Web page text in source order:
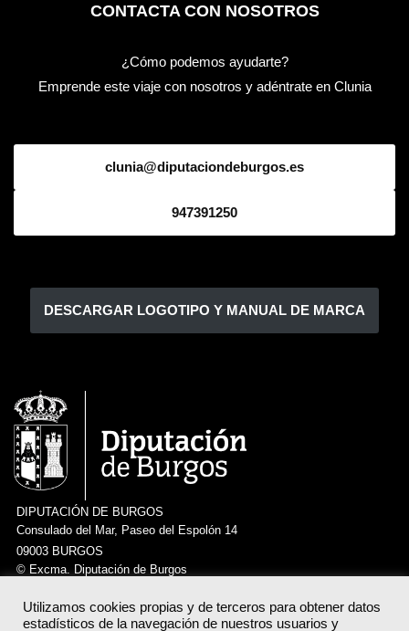
CONTACTA CON NOSOTROS
¿Cómo podemos ayudarte?
Emprende este viaje con nosotros y adéntrate en Clunia
clunia@diputaciondeburgos.es
947391250
DESCARGAR LOGOTIPO Y MANUAL DE MARCA
DIPUTACIÓN DE BURGOS
Consulado del Mar, Paseo del Espolón 14
09003 BURGOS
© Excma. Diputación de Burgos
Utilizamos cookies propias y de terceros para obtener datos
estadísticos de la navegación de nuestros usuarios y